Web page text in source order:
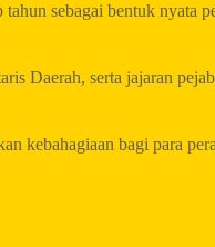
sebagai bentuk nyata
Daerah, serta jajaran
kebahagiaan bagi para